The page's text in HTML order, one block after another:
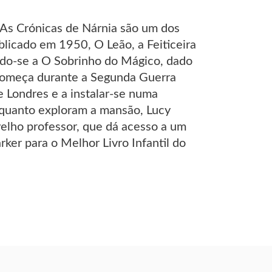
Crónicas de Nárnia são um dos
em 1950, O Leão, a Feiticeira
se a O Sobrinho do Mágico, dado
durante a Segunda Guerra
Londres e a instalar-se numa
exploram a mansão, Lucy
professor, que dá acesso a um
para o Melhor Livro Infantil do